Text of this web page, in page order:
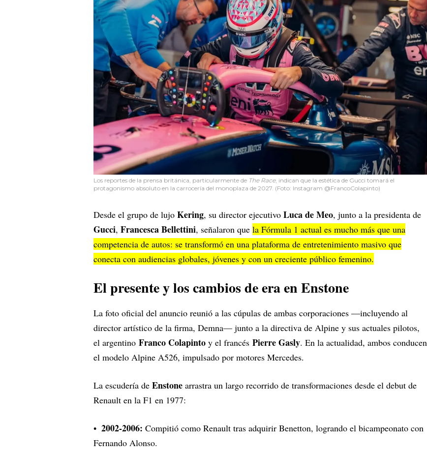
Los reportes de la prensa británica, particularmente de The Race, indican que la estética de Gucci tomará el
protagonismo absoluto en la carrocería del monoplaza de 2027. (Foto: Instagram @FrancoColapinto)
Desde el grupo de lujo Kering, su director ejecutivo Luca de Meo, junto a la presidenta de
Gucci, Francesca Bellettini, señalaron que la Fórmula 1 actual es mucho más que una
competencia de autos: se transformó en una plataforma de entretenimiento masivo que
conecta con audiencias globales, jóvenes y con un creciente público femenino.
El presente y los cambios de era en Enstone
La foto oficial del anuncio reunió a las cúpulas de ambas corporaciones —incluyendo al
director artístico de la firma, Demna— junto a la directiva de Alpine y sus actuales pilotos,
el argentino Franco Colapinto y el francés Pierre Gasly. En la actualidad, ambos conducen
el modelo Alpine A526, impulsado por motores Mercedes.
La escudería de Enstone arrastra un largo recorrido de transformaciones desde el debut de
Renault en la F1 en 1977:
2002-2006: Compitió como Renault tras adquirir Benetton, logrando el bicampeonato con
Fernando Alonso.